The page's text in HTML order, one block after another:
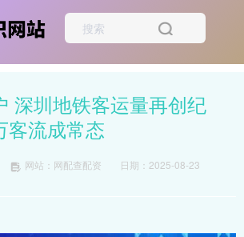
深圳地铁客运量再创纪
客流成常态
网站：网配查配资
日期：2025-08-23